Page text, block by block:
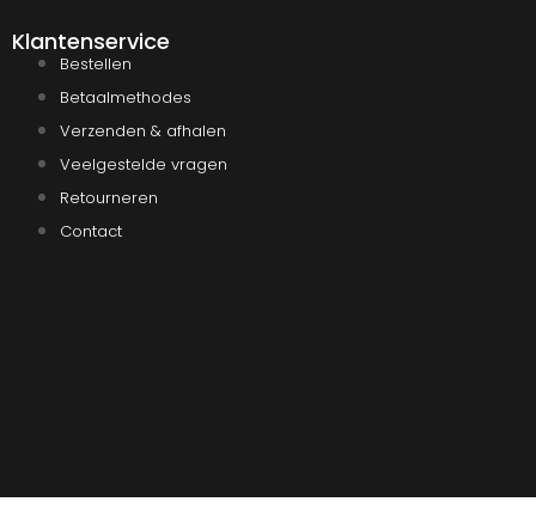
Klantenservice
Bestellen
Betaalmethodes
Verzenden & afhalen
Veelgestelde vragen
Retourneren
Contact